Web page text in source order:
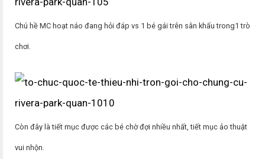
Chú hề MC hoạt náo đang hỏi đáp vs 1 bé gái trên sân khấu trong1 trò
chơi.
Còn đây là tiết mục được các bé chờ đợi nhiều nhất, tiết mục ảo thuật
vui nhộn.